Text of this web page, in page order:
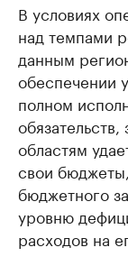
В условиях
над темпами
данным
обеспечении
полном
областям
свои
бюджетного
уровню
расходов на